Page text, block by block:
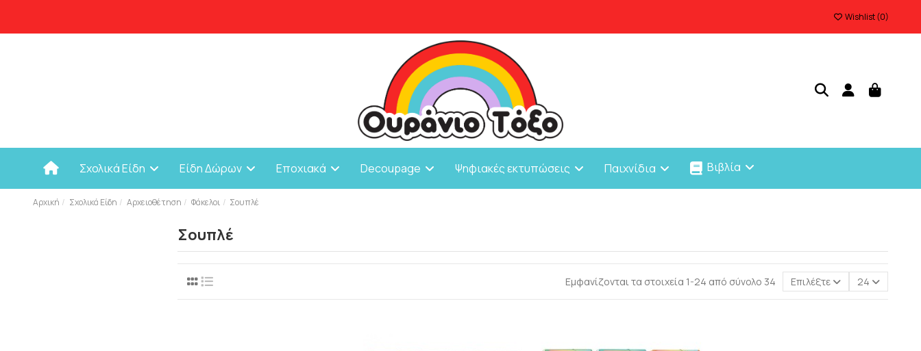
Wishlist (0)
Σχολικά Είδη Είδη Δώρων Εποχιακά Decoupage Ψηφιακές εκτυπώσεις Παιχνίδια Βιβλία
Αρχική Σχολικά Είδη Αρχειοθέτηση Φάκελοι Σουπλέ
Σουπλέ
Εμφανίζονται τα στοιχεία 1-24 από σύνολο 34 Επιλέξτε 24